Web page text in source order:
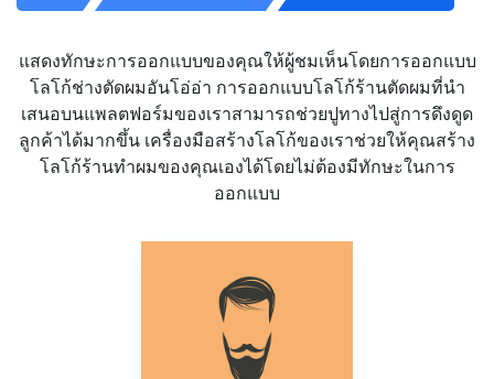
แสดงทักษะการออกแบบของคุณให้ผู้ชมเห็นโดยการออกแบบ
โลโก้ช่างตัดผมอันโอ่อ่า การออกแบบโลโก้ร้านตัดผมที่นำ
เสนอบนแพลตฟอร์มของเราสามารถช่วยปูทางไปสู่การดึงดูด
ลูกค้าได้มากขึ้น เครื่องมือสร้างโลโก้ของเราช่วยให้คุณสร้าง
โลโก้ร้านทำผมของคุณเองได้โดยไม่ต้องมีทักษะในการ
ออกแบบ